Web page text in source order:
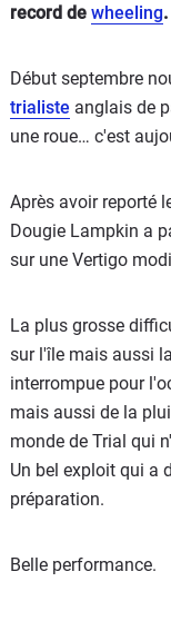
record de wheeling.
Début septembre
trialiste anglais de
une roue… c'est
Après avoir reporté
Dougie Lampkin a
sur une Vertigo
La plus grosse
sur l'île mais aussi
interrompue pour
mais aussi de la
monde de Trial qui
Un bel exploit qui a
préparation.
Belle performance.